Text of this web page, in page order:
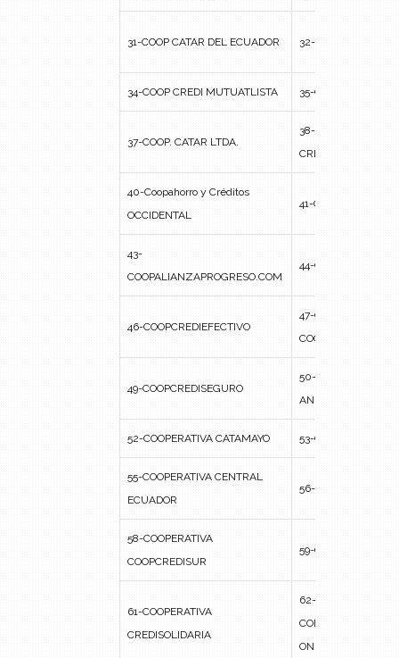
31-COOP CATAR DEL ECUADOR 32-CREDI-
34-COOP CREDI MUTUATLISTA 35-
37-COOP. CATAR LTDA.
38-
40-Coopahorro y Créditos
OCCIDENTAL
41-CREDIPROGRESO
43-
COOPALIANZAPROGRESO.COM
44-CREDISALINAS
46-COOPCREDIEFECTIVO
47-CRÉDITOS
COOPERATIVA DE
49-COOPCREDISEGURO
50-CRÉDITOS
ANDINA
52-COOPERATIVA CATAMAYO 53-CRÉDITOS
55-COOPERATIVA CENTRAL
ECUADOR
56-
58-COOPERATIVA
COOPCREDISUR
59-CREDIVISIÓN
61-COOPERATIVA
CREDISOLIDARIA
62-EL MOLINO
CORPORACIÓN DE
ONLINE